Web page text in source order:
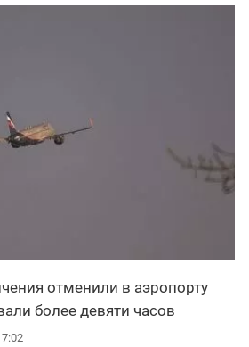
отменили в аэропорту
более девяти часов